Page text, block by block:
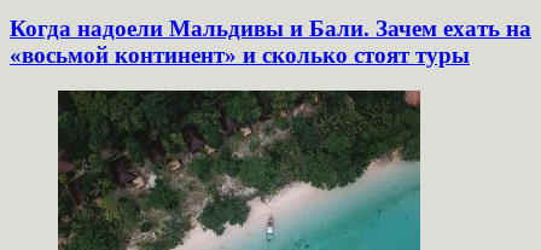
Когда надоели Мальдивы и Бали. Зачем ехать на
«восьмой континент» и сколько стоят туры